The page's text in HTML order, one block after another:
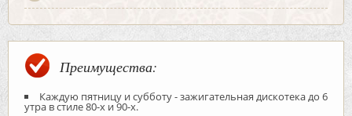
Преимущества:
Каждую пятницу и субботу - зажигательная дискотека до 6
утра в стиле 80-х и 90-х.